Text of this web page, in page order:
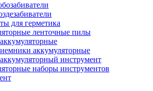
для герметика
ленточные пилы
аккумуляторные
инструмент
наборы инструментов